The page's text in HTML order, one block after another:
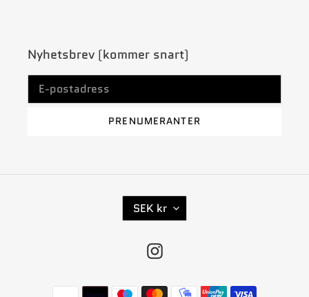
Nyhetsbrev (kommer snart)
PRENUMERANTER
V
A
A
SEK kr
Instagram
Betalningsmetoder